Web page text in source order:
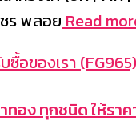
ร พลอยRead
ซื้อของเรา (FG965)
ทอง ทุกชนิด ให้รา